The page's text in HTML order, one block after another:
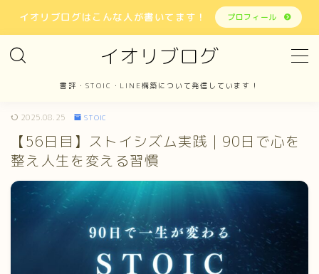
イオリブログはこんな人が書いてます！ プロフィール
イオリブログ
書評・STOIC・LINE構築について発信しています！
MENU
書評
STOIC
2025.08.25 STOIC
【56日目】ストイシズム実践｜90日で心を
整え人生を変える習慣